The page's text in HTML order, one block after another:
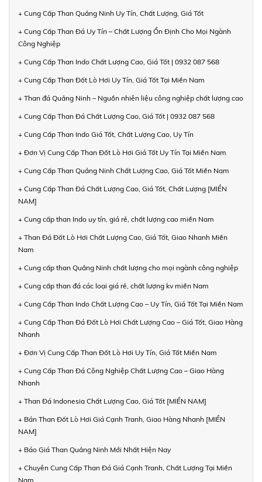
+ Cung Cấp Than Quảng Ninh Uy Tín, Chất Lượng, Giá Tốt
+ Cung Cấp Than Đá Uy Tín – Chất Lượng Ổn Định Cho Mọi Ngành
Công Nghiệp
+ Cung Cấp Than Indo Chất Lượng Cao, Giá Tốt | 0932 087 568
+ Cung Cấp Than Đốt Lò Hơi Uy Tín, Giá Tốt Tại Miền Nam
+ Than đá Quảng Ninh – Nguồn nhiên liệu công nghiệp chất lượng cao
+ Cung Cấp Than Đá Chất Lượng Cao, Giá Tốt | 0932 087 568
+ Cung Cấp Than Indo Giá Tốt, Chất Lượng Cao, Uy Tín
+ Đơn Vị Cung Cấp Than Đốt Lò Hơi Giá Tốt Uy Tín Tại Miền Nam
+ Cung Cấp Than Quảng Ninh Chất Lượng Cao, Giá Tốt Miền Nam
+ Cung Cấp Than Đá Chất Lượng Cao, Giá Tốt, Chất Lượng [MIỀN
NAM]
+ Cung cấp than Indo uy tín, giá rẻ, chất lượng cao miền Nam
+ Than Đá Đốt Lò Hơi Chất Lượng Cao, Giá Tốt, Giao Nhanh Miền
Nam
+ Cung cấp than Quảng Ninh chất lượng cho mọi ngành công nghiệp
+ Cung cấp than đá các loại giá rẻ, chất lượng kv miền Nam
+ Cung Cấp Than Indo Chất Lượng Cao – Uy Tín, Giá Tốt Tại Miền Nam
+ Cung Cấp Than Đá Đốt Lò Hơi Chất Lượng Cao – Giá Tốt, Giao Hàng
Nhanh
+ Đơn Vị Cung Cấp Than Đốt Lò Hơi Uy Tín, Giá Tốt Miền Nam
+ Cung Cấp Than Đá Công Nghiệp Chất Lượng Cao – Giao Hàng
Nhanh
+ Than Đá Indonesia Chất Lượng Cao, Giá Tốt [MIỀN NAM]
+ Bán Than Đốt Lò Hơi Giá Cạnh Tranh, Giao Hàng Nhanh [MIỀN
NAM]
+ Báo Giá Than Quảng Ninh Mới Nhất Hiện Nay
+ Chuyên Cung Cấp Than Đá Giá Cạnh Tranh, Chất Lượng Tại Miền
Nam